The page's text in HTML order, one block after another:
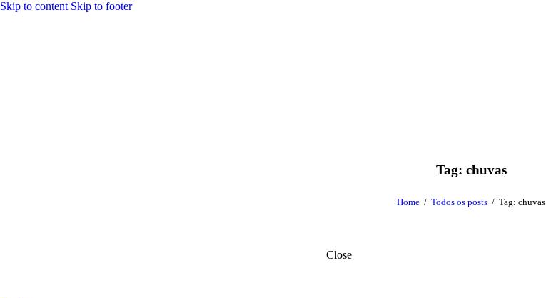
Skip to content Skip to footer
Tag: chuvas
Home Todos os posts Tag: chuvas
Close